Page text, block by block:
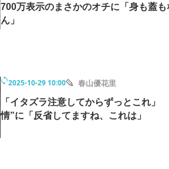
700万表示のまさかのオチに「身も蓋
ん」
2025-10-29 10:00 春山優花里
「イタズラ注意してからずっとこれ
情”に「反省してますね、これは」